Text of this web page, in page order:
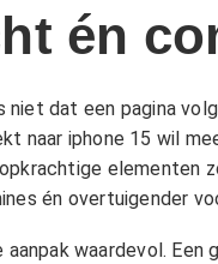
én
niet dat een pagina
naar iphone 15 wil
elementen
én overtuigender
waardevol.